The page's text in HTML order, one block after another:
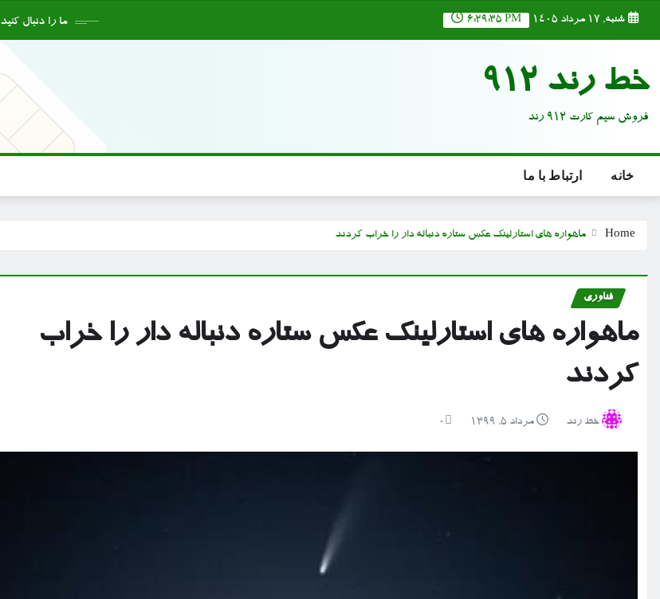
شنبه, ۱۷ مرداد ۱۴۰۵ 6:29:36 PM ما را دنبال کنید
خط رند 912
فروش سیم کارت 912 رند
خانه ارتباط با ما
Home ماهواره های استارلینک عکس ستاره دنباله دار را خراب کردند
فناوری
ماهواره های استارلینک عکس ستاره دنباله دار را خراب
کردند
خط رند مرداد ۵, ۱۳۹۹ 0